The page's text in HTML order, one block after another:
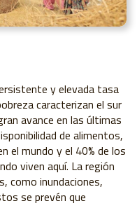
y elevada tasa
caracterizan el sur
avance en las últimas
de alimentos,
el mundo y el 40% de los
viven aquí. La región
como inundaciones,
se prevén que